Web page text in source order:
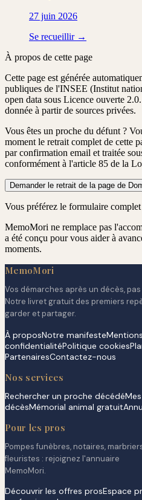
27 juin 2026
Se recueillir →
À propos de cette page
Cette page est générée
publiques de l'INSEE (Institut
open data sous Licence ouverte
donnée à partir de sources privées.
Vous êtes un proche du défunt ?
moment le retrait complet de cette
par confirmation email et traitée
conformément à l'article 85 de la
Demander le retrait de la page de
Vous préférez le formulaire complet
MemoMori ne remplace pas
a été conçu pour vous aider à
moments.
MemoMori
Vos démarches après un décès, pas
Notre livret gratuit des premiers
garder et partager.
À proposNotre manifeste
confidentialitéPolitique cookies
PartenairesContactez-nous
Nos services
Rechercher un proche décédé
décèsMémorial animal gratuit
Pour les pros
Pompes funèbres, notaires,
fleuristes : rejoignez l'annuaire
MemoMori.
Découvrir les offres prosEspace